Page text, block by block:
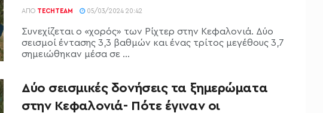
ΑΠΌ TECHTEAM 05/03/2024 20:42
Συνεχίζεται ο «χορός» των Ρίχτερ στην Κεφαλονιά. Δύο
σεισμοί έντασης 3,3 βαθμών και ένας τρίτος μεγέθους 3,7
σημειώθηκαν μέσα σε ...
Δύο σεισμικές δονήσεις τα ξημερώματα
στην Κεφαλονιά- Πότε έγιναν οι